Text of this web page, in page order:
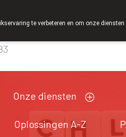
Onze diensten
Oplossingen A-Z
te verbeteren en om onze